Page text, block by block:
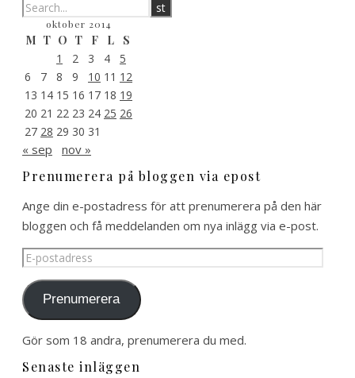
oktober 2014
M T O T F L
S
1
2 3 4
5
6
7 8 9 10 11 12
13 14 15 16 17 18 19
20 21 22 23 24 25 26
27 28 29 30 31
« sep nov »
Prenumerera på bloggen via epost
Ange din e-postadress för att prenumerera på den här
bloggen och få meddelanden om nya inlägg via e-post.
E-
postadress
Prenumerera
Gör som 18 andra, prenumerera du med.
Senaste inläggen